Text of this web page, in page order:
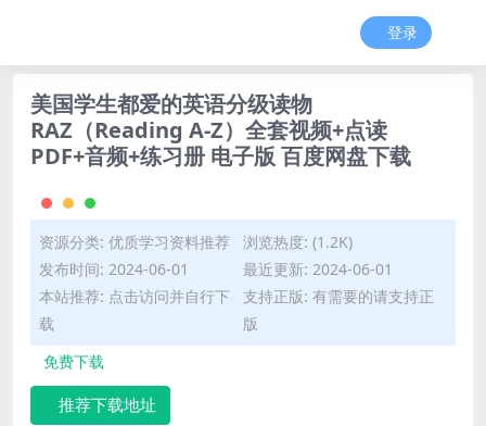
登录
美国学生都爱的英语分级读物
RAZ（Reading A-Z）全套视频+点读
PDF+音频+练习册 电子版 百度网盘下载
资源分类: 优质学习资料推荐
浏览热度: (1.2K)
发布时间: 2024-06-01
最近更新: 2024-06-01
本站推荐: 点击访问并自行下
载
支持正版: 有需要的请支持正
版
免费下载
推荐下载地址